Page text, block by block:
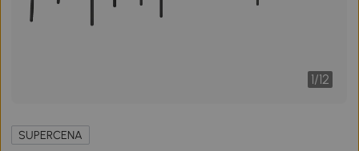
1/12
SUPERCENA